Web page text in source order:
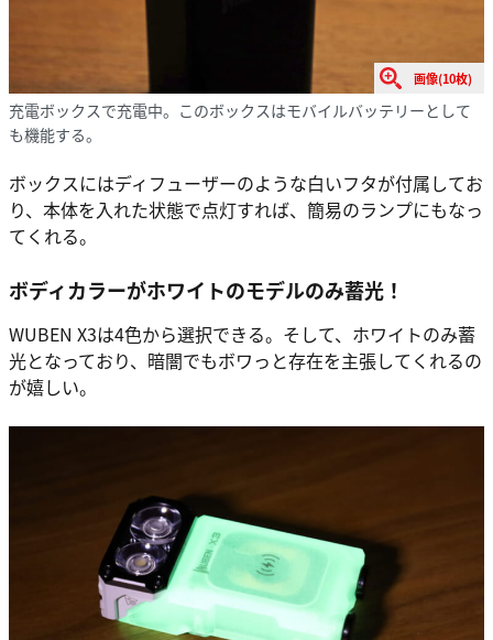
画像(10枚)
充電ボックスで充電中。このボックスはモバイルバッテリーとして
も機能する。
ボックスにはディフューザーのような白いフタが付属してお
り、本体を入れた状態で点灯すれば、簡易のランプにもなっ
てくれる。
ボディカラーがホワイトのモデルのみ蓄光！
WUBEN X3は4色から選択できる。そして、ホワイトのみ蓄
光となっており、暗闇でもボワっと存在を主張してくれるの
が嬉しい。